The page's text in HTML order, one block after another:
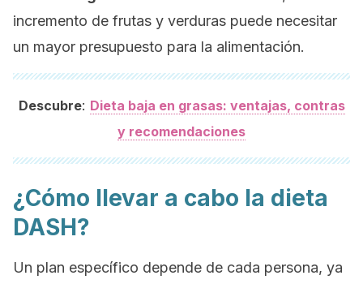
incremento de frutas y verduras puede necesitar
un mayor presupuesto para la alimentación.
Descubre: Dieta baja en grasas: ventajas, contras
y recomendaciones
¿Cómo llevar a cabo la dieta
DASH?
Un plan específico depende de cada persona, ya